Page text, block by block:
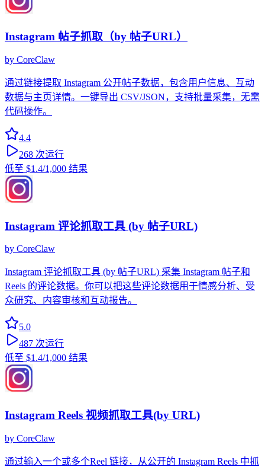
Instagram 帖子抓取（by 帖子URL）
by CoreClaw
通过链接提取 Instagram 公开帖子数据，包含用户信息、互动
数据与主页详情。一键导出 CSV/JSON，支持批量采集，无需
代码操作。
4.4
268 次运行
低至 $1.4/1,000 结果
Instagram 评论抓取工具 (by 帖子URL)
by CoreClaw
Instagram 评论抓取工具 (by 帖子URL) 采集 Instagram 帖子和
Reels 的评论数据。你可以把这些评论数据用于情感分析、受
众研究、内容审核和互动报告。
5.0
487 次运行
低至 $1.4/1,000 结果
Instagram Reels 视频抓取工具(by URL)
by CoreClaw
通过输入一个或多个Reel 链接，从公开的 Instagram Reels 中抓